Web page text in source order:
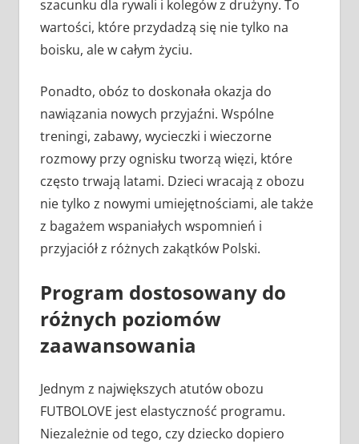
szacunku dla rywali i kolegów z drużyny. To
wartości, które przydadzą się nie tylko na
boisku, ale w całym życiu.
Ponadto, obóz to doskonała okazja do
nawiązania nowych przyjaźni. Wspólne
treningi, zabawy, wycieczki i wieczorne
rozmowy przy ognisku tworzą więzi, które
często trwają latami. Dzieci wracają z obozu
nie tylko z nowymi umiejętnościami, ale także
z bagażem wspaniałych wspomnień i
przyjaciół z różnych zakątków Polski.
Program dostosowany do
różnych poziomów
zaawansowania
Jednym z największych atutów obozu
FUTBOLOVE jest elastyczność programu.
Niezależnie od tego, czy dziecko dopiero